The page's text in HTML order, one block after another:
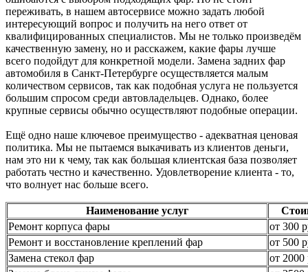
переживать, в нашем автосервисе можно задать любой
интересующий вопрос и получить на него ответ от
квалифицированных специалистов. Мы не только произведём
качественную замену, но и расскажем, какие фары лучше
всего подойдут для конкретной модели. Замена задних фар
автомобиля в Санкт-Петербурге осуществляется малым
количеством сервисов, так как подобная услуга не пользуется
большим спросом среди автовладельцев. Однако, более
крупные сервисы обычно осуществляют подобные операции.
Ещё одно наше ключевое преимущество - адекватная ценовая
политика. Мы не пытаемся выкачивать из клиентов деньги,
нам это ни к чему, так как большая клиентская база позволяет
работать честно и качественно. Удовлетворение клиента - то,
что волнует нас больше всего.
Наименование услуг
Ремонт корпуса фары
от 300
Ремонт и восстановление креплений фар
от 500
Замена стекол фар
от 2000